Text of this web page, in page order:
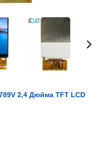
2,4 Дюйма TFT LCD